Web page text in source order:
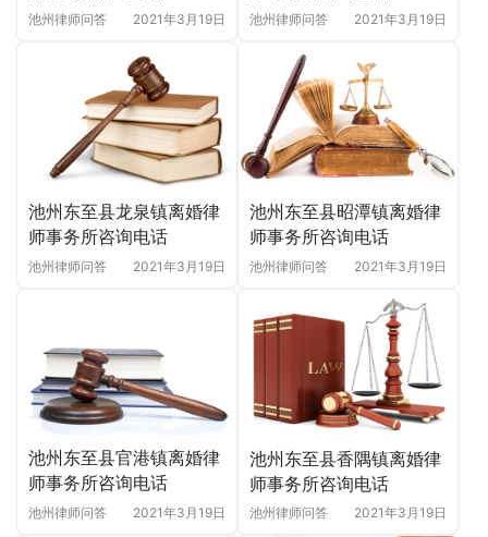
池州律师问答 2021年3月19日 池州律师问答 2021年3月19日
池州东至县龙泉镇离婚律
师事务所咨询电话
池州律师问答 2021年3月19日
池州东至县昭潭镇离婚律
师事务所咨询电话
池州律师问答 2021年3月19日
池州东至县官港镇离婚律
师事务所咨询电话
池州律师问答 2021年3月19日
池州东至县香隅镇离婚律
师事务所咨询电话
池州律师问答 2021年3月19日